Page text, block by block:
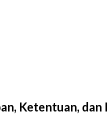
Ketentuan,